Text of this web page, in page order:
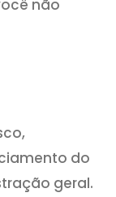
não
do
geral.